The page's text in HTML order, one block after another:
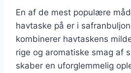
En af de mest populære
havtaske på er i
kombinerer havtaskens
rige og aromatiske smag af
skaber en uforglemmelig